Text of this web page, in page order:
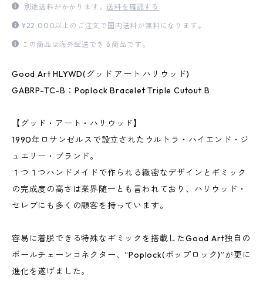
別途送料がかかります。送料を確認する
¥22,000以上のご注文で国内送料が無料になります。
この商品は海外配送できる商品です。
Good Art HLYWD(グッド アート ハリウッド)
GABRP-TC-B：Poplock Bracelet Triple Cutout B
【グッド・アート・ハリウッド】
1990年ロサンゼルスで設立されたウルトラ・ハイエンド・ジ
ュエリー・ブランド。
１つ１つハンドメイドで作られる緻密なデザインとギミック
の完成度の高さは業界随一とも言われており、ハリウッド・
セレブにも多くの顧客を持っています。
容易に着脱できる特殊なギミックを搭載したGood Art独自の
ボールチェーンコネクター、“Poplock(ポップロック)”が更に
進化を遂げました。